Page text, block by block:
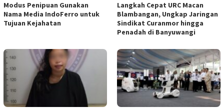
Modus Penipuan Gunakan
Nama Media IndoFerro untuk
Tujuan Kejahatan
Langkah Cepat URC Macan
Blambangan, Ungkap Jaringan
Sindikat Curanmor hingga
Penadah di Banyuwangi